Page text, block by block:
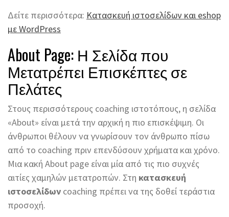
Δείτε περισσότερα: Κατασκευή ιστοσελίδων και eshop
με WordPress
About Page: Η Σελίδα που
Μετατρέπει Επισκέπτες σε
Πελάτες
Στους περισσότερους coaching ιστοτόπους, η σελίδα
«About» είναι μετά την αρχική η πιο επισκέψιμη. Οι
άνθρωποι θέλουν να γνωρίσουν τον άνθρωπο πίσω
από το coaching πριν επενδύσουν χρήματα και χρόνο.
Μια κακή About page είναι μία από τις πιο συχνές
αιτίες χαμηλών μετατροπών. Στη κατασκευή
ιστοσελίδων coaching πρέπει να της δοθεί τεράστια
προσοχή.